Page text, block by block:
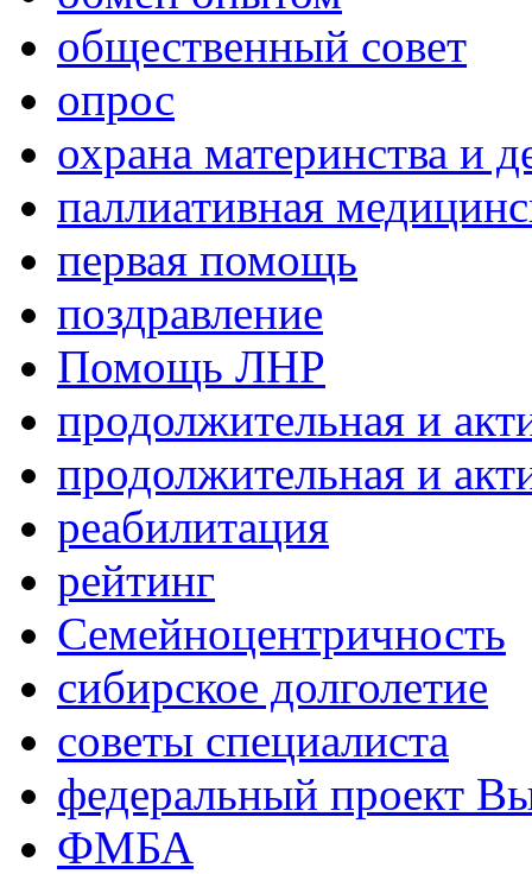
общественный совет
опрос
охрана материнства и
паллиативная
первая помощь
поздравление
Помощь ЛНР
продолжительная и
продолжительная и
реабилитация
рейтинг
Семейноцентричность
сибирское долголетие
советы специалиста
федеральный проект
ФМБА